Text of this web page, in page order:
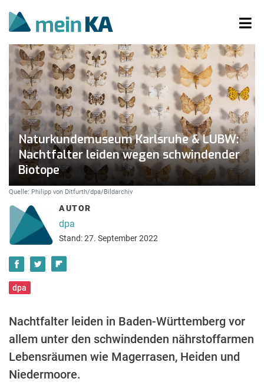
Naturkundemuseum Karlsruhe & LUBW:
Nachtfalter leiden wegen schwindender
Biotope
Quelle: Philipp von Ditfurth/dpa/Bildarchiv
AUTOR
dpa
Stand: 27. September 2022
dpa
Nachtfalter leiden in Baden-Württemberg vor
allem unter den schwindenden nährstoffarmen
Lebensräumen wie Magerrasen, Heiden und
Niedermoore.